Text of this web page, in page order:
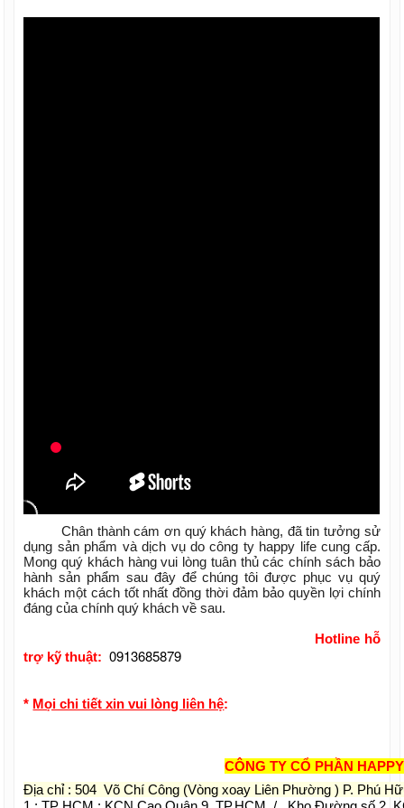
Chân thành cám ơn quý khách hàng, đã tin tưởng sử
dụng sản phẩm và dịch vụ do công ty happy life cung cấp.
Mong quý khách hàng vui lòng tuân thủ các chính sách bảo
hành sản phẩm sau đây để chúng tôi được phục vụ quý
khách một cách tốt nhất đồng thời đảm bảo quyền lợi chính
đáng của chính quý khách về sau.
Hotline hỗ
trợ kỹ thuật:0913685879
* Mọi chi tiết xin vui lòng liên hệ:
CÔNG TY CỔ PHẦN
Địa chỉ : 504 Võ Chí Công (Vòng xoay Liên Phường ) P. Phú